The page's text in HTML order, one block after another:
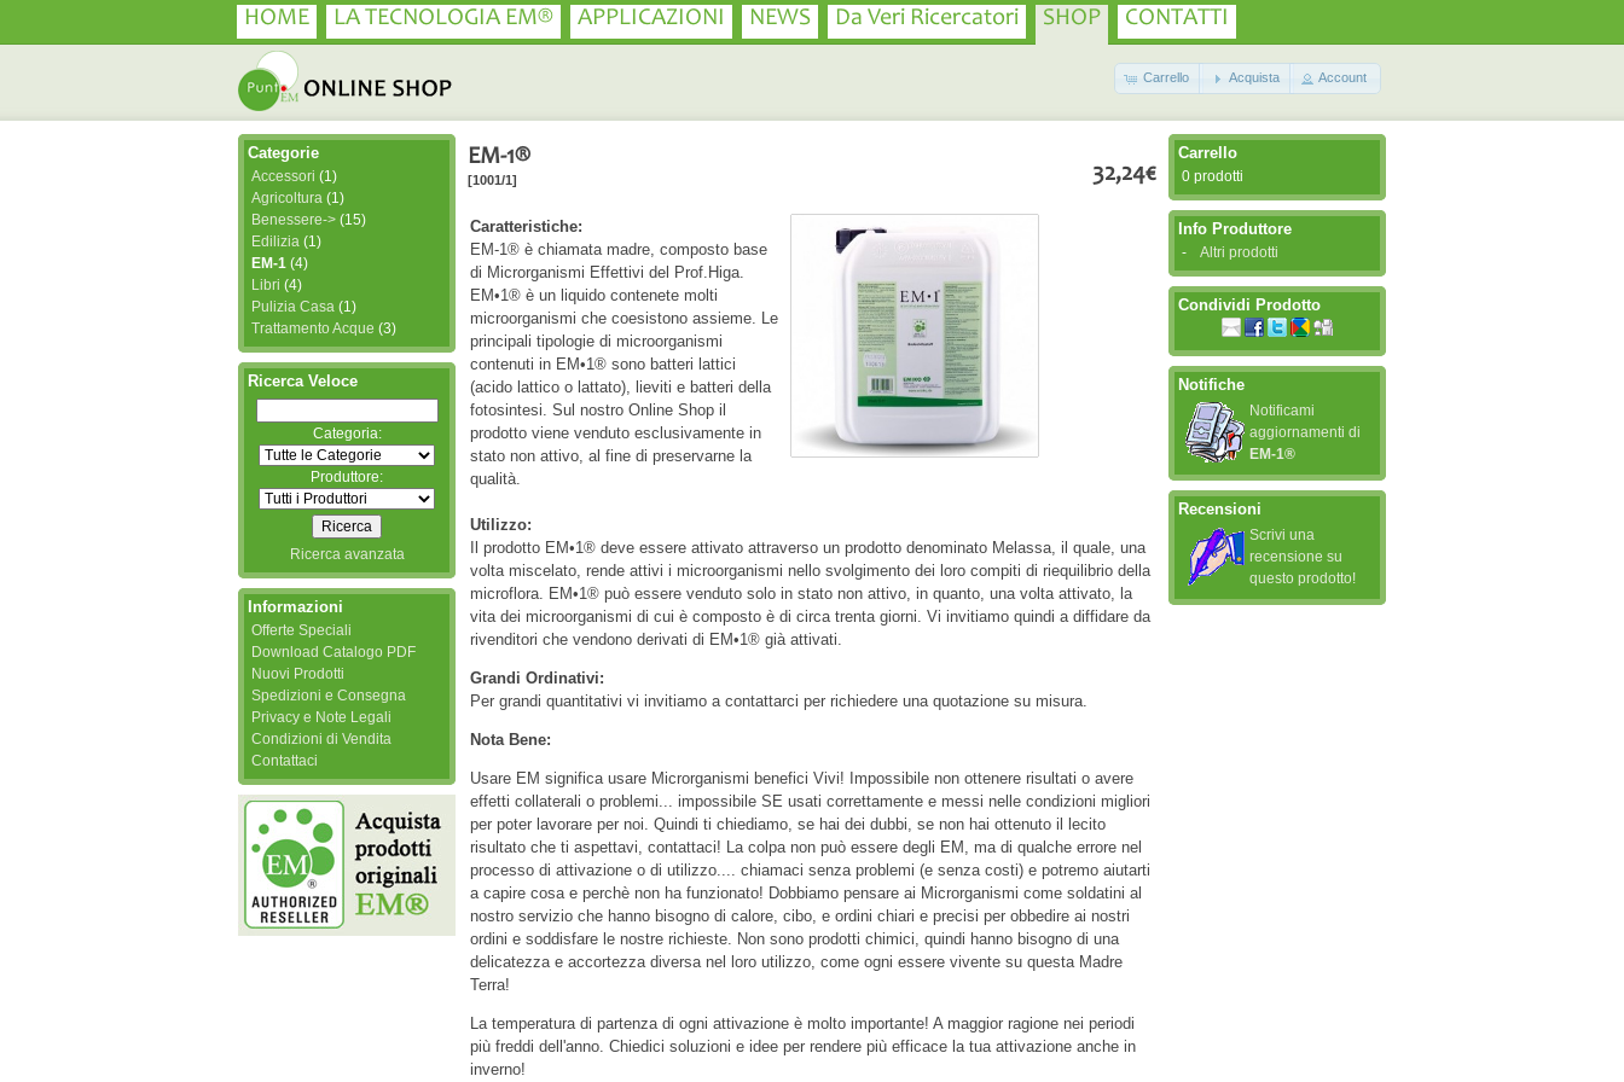
HOME LA TECNOLOGIA EM® APPLICAZIONI NEWS Da Veri Ricercatori SHOP CONTATTI
Carrello Acquista Account
32,24€
EM-1®
[1001/1]
Caratteristiche:
EM-1® è chiamata madre, composto base
di Microrganismi Effettivi del Prof.Higa.
EM•1® è un liquido contenete molti
microorganismi che coesistono assieme. Le
principali tipologie di microorganismi
contenuti in EM•1® sono batteri lattici
(acido lattico o lattato), lieviti e batteri della
fotosintesi. Sul nostro Online Shop il
prodotto viene venduto esclusivamente in
stato non attivo, al fine di preservarne la
qualità.
Utilizzo:
Il prodotto EM•1® deve essere attivato attraverso un prodotto denominato Melassa, il quale, una
volta miscelato, rende attivi i microorganismi nello svolgimento dei loro compiti di riequilibrio della
microflora. EM•1® può essere venduto solo in stato non attivo, in quanto, una volta attivato, la
vita dei microorganismi di cui è composto è di circa trenta giorni. Vi invitiamo quindi a diffidare da
rivenditori che vendono derivati di EM•1® già attivati.
Grandi Ordinativi:
Per grandi quantitativi vi invitiamo a contattarci per richiedere una quotazione su misura.
Nota Bene:
Usare EM significa usare Microrganismi benefici Vivi! Impossibile non ottenere risultati o avere
effetti collaterali o problemi... impossibile SE usati correttamente e messi nelle condizioni migliori
per poter lavorare per noi. Quindi ti chiediamo, se hai dei dubbi, se non hai ottenuto il lecito
risultato che ti aspettavi, contattaci! La colpa non può essere degli EM, ma di qualche errore nel
processo di attivazione o di utilizzo.... chiamaci senza problemi (e senza costi) e potremo aiutarti
a capire cosa e perchè non ha funzionato! Dobbiamo pensare ai Microrganismi come soldatini al
nostro servizio che hanno bisogno di calore, cibo, e ordini chiari e precisi per obbedire ai nostri
ordini e soddisfare le nostre richieste. Non sono prodotti chimici, quindi hanno bisogno di una
delicatezza e accortezza diversa nel loro utilizzo, come ogni essere vivente su questa Madre
Terra!
La temperatura di partenza di ogni attivazione è molto importante! A maggior ragione nei periodi
più freddi dell'anno. Chiedici soluzioni e idee per rendere più efficace la tua attivazione anche in
inverno!
Categorie
Accessori (1)
Agricoltura (1)
Benessere-> (15)
Edilizia (1)
EM-1 (4)
Libri (4)
Pulizia Casa (1)
Trattamento Acque (3)
Ricerca Veloce
Categoria:
Produttore:
Ricerca avanzata
Informazioni
Offerte Speciali
Download Catalogo PDF
Nuovi Prodotti
Spedizioni e Consegna
Privacy e Note Legali
Condizioni di Vendita
Contattaci
Carrello
0 prodotti
Info Produttore
- Altri prodotti
Condividi Prodotto
Notifiche
Notificami
aggiornamenti di
EM-1®
Recensioni
Scrivi una
recensione su
questo prodotto!